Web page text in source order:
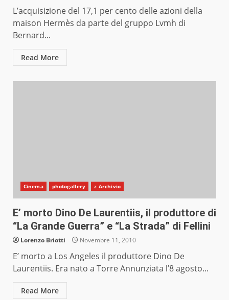
L’acquisizione del 17,1 per cento delle azioni della
maison Hermès da parte del gruppo Lvmh di
Bernard...
Read More
Cinema photogallery z_Archivio
E’ morto Dino De Laurentiis, il produttore di
“La Grande Guerra” e “La Strada” di Fellini
Lorenzo Briotti Novembre 11, 2010
E’ morto a Los Angeles il produttore Dino De
Laurentiis. Era nato a Torre Annunziata l’8 agosto...
Read More